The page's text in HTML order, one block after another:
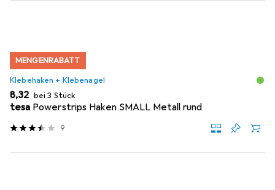
MENGENRABATT
Klebehaken + Klebenagel
EUR
8,32 bei 3 Stück
tesa Powerstrips Haken SMALL Metall rund
9